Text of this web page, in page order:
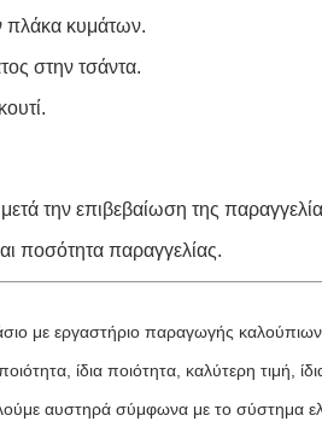
πλάκα κυμάτων.
στην τσάντα.
την επιβεβαίωση της
ποσότητα παραγγελίας.
με εργαστήριο παραγωγής
ίδια ποιότητα, καλύτερη τιμή,
αυστηρά σύμφωνα με το σύστημα